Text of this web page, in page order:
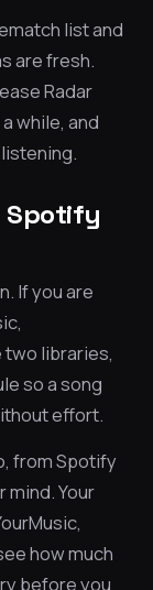
list and
are fresh.
Radar
while, and
Spotify
If you are
two libraries,
so a song
effort.
from Spotify
mind. Your
how much
before you